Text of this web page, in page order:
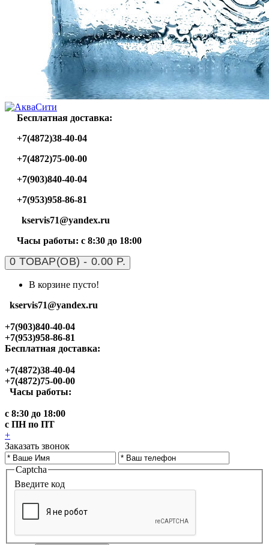
Бесплатная доставка:
+7(4872)38-40-04
+7(4872)75-00-00
+7(903)840-40-04
+7(953)958-86-81
kservis71@yandex.ru
Часы работы: с 8:30 до 18:00
0 ТОВАР(ОВ) - 0.00 Р.
В корзине пусто!
kservis71@yandex.ru
+7(903)840-40-04
+7(953)958-86-81
Бесплатная доставка:
+7(4872)38-40-04
+7(4872)75-00-00
Часы работы:
с 8:30 до 18:00
с ПН по ПТ
+
Заказать звонок
Captcha
Введите код